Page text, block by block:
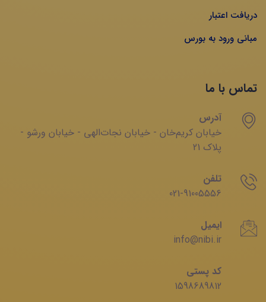
دریافت اعتبار
مبانی ورود به بورس
تماس با ما
آدرس
خیابان‌ کریم‌‌خان - خیابان ‌نجات‌الهی - خیابان ‌ورشو -
پلاک 21
تلفن
021-91005556
ایمیل
info@nibi.ir
کد پستی
1598689812